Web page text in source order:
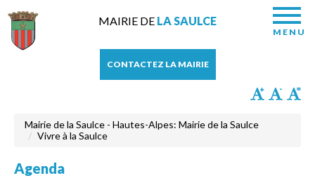
MAIRIE DE LA SAULCE
MENU
CONTACTEZ LA MAIRIE
Mairie de la Saulce - Hautes-Alpes: Mairie de la Saulce
Vivre à la Saulce
Agenda